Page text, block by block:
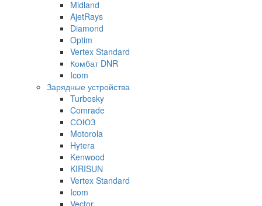
Midland
AjetRays
Diamond
Optim
Vertex Standard
Комбат DNR
Icom
Зарядные устройства
Turbosky
Comrade
СОЮЗ
Motorola
Hytera
Kenwood
KIRISUN
Vertex Standard
Icom
Vector